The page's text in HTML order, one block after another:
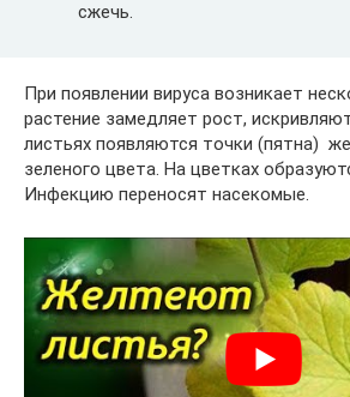
сжечь.
При появлении вируса возникает
растение замедляет рост,
листьях появляются точки (пятна)
зеленого цвета. На цветках
Инфекцию переносят насекомые.